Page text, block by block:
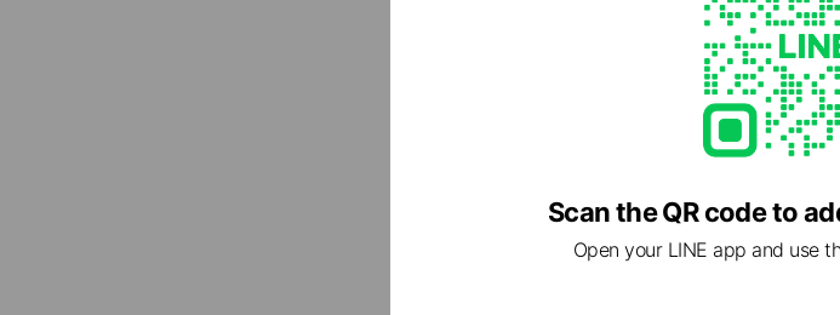
ボヘミア｜1716年 カール6世（立像）ダカット金貨
（
アンティークコイン入門マニュアル配布中
Scan the QR code to
Open your LINE app and use